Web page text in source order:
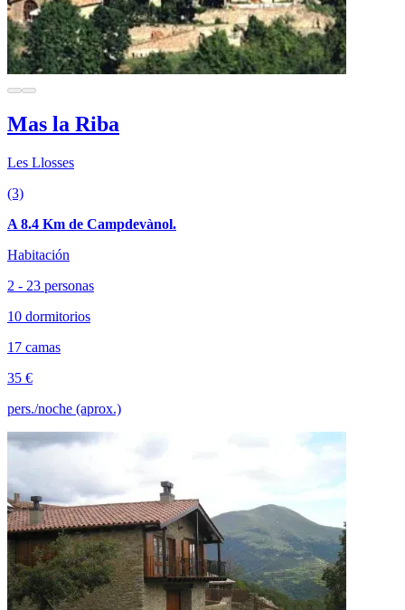
Mas la Riba
Les Llosses
(3)
A 8.4 Km de Campdevànol.
Habitación
2 - 23 personas
10 dormitorios
17 camas
35 €
pers./noche (aprox.)